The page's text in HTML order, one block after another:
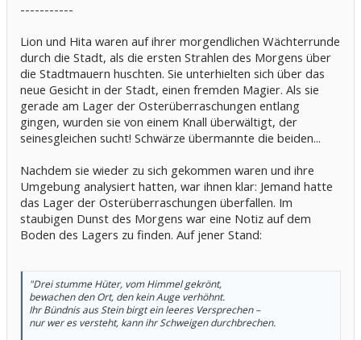
-----------
Lion und Hita waren auf ihrer morgendlichen Wächterrunde
durch die Stadt, als die ersten Strahlen des Morgens über
die Stadtmauern huschten. Sie unterhielten sich über das
neue Gesicht in der Stadt, einen fremden Magier. Als sie
gerade am Lager der Osterüberraschungen entlang
gingen, wurden sie von einem Knall überwältigt, der
seinesgleichen sucht! Schwärze übermannte die beiden...
Nachdem sie wieder zu sich gekommen waren und ihre
Umgebung analysiert hatten, war ihnen klar: Jemand hatte
das Lager der Osterüberraschungen überfallen. Im
staubigen Dunst des Morgens war eine Notiz auf dem
Boden des Lagers zu finden. Auf jener Stand:
"Drei stumme Hüter, vom Himmel gekrönt,
bewachen den Ort, den kein Auge verhöhnt.
Ihr Bündnis aus Stein birgt ein leeres Versprechen –
nur wer es versteht, kann ihr Schweigen durchbrechen.